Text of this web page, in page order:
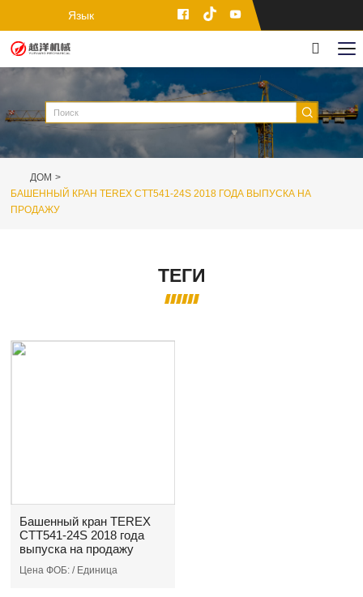
Язык
ДОМ
БАШЕННЫЙ КРАН TEREX CTT541-24S 2018 ГОДА ВЫПУСКА НА
ПРОДАЖУ
ТЕГИ
Башенный кран TEREX
CTT541-24S 2018 года
выпуска на продажу
Цена ФОБ: / Единица